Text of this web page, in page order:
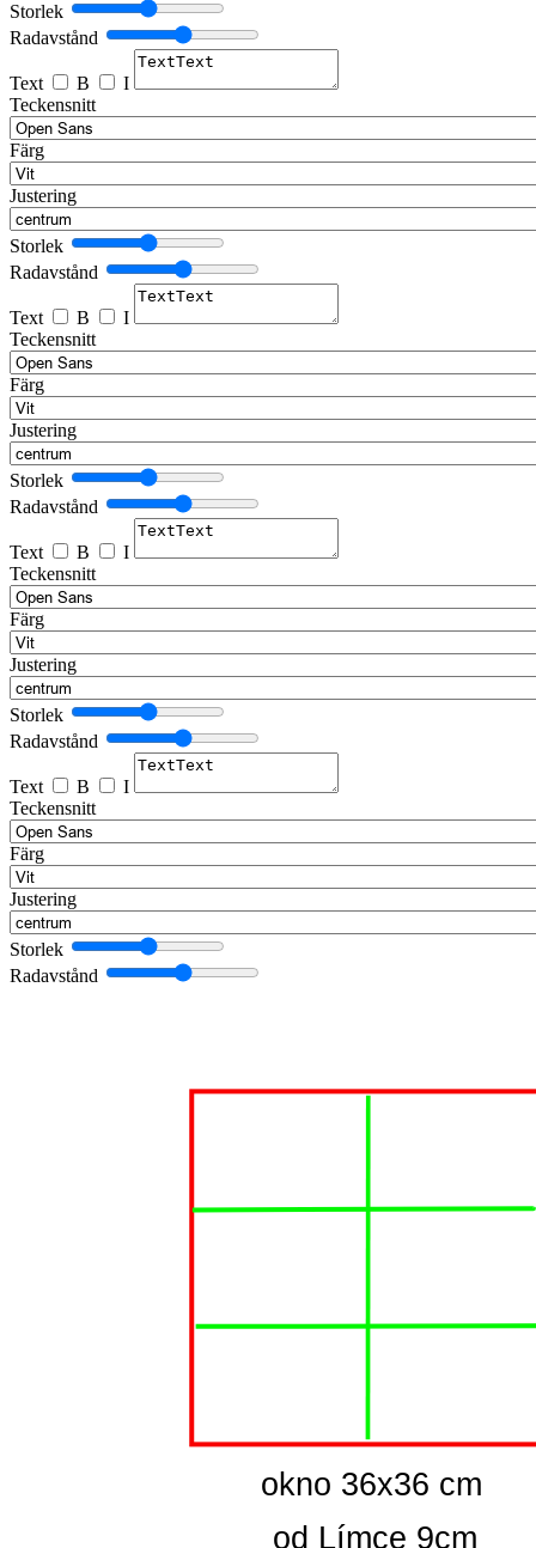
Storlek
Radavstånd
Text B
I
Teckensnitt
Färg
Justering
Storlek
Radavstånd
Text B
I
Teckensnitt
Färg
Justering
Storlek
Radavstånd
Text B
I
Teckensnitt
Färg
Justering
Storlek
Radavstånd
Text B
I
Teckensnitt
Färg
Justering
Storlek
Radavstånd
  okno 36x36 cm
od Límce 9cm